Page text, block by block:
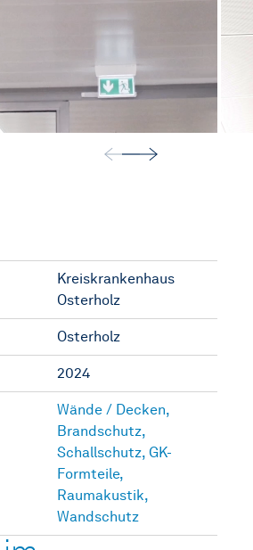
Kreiskrankenhaus
Osterholz
Osterholz
2024
Wände / Decken,
Brandschutz,
Schallschutz, GK-
Formteile,
Raumakustik,
Wandschutz